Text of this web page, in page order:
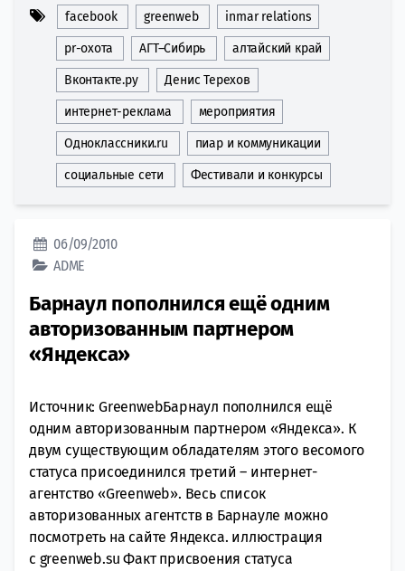
facebook greenweb inmar relations
pr-охота АГТ–Сибирь алтайский край
Вконтакте.ру Денис Терехов
интернет-реклама мероприятия
Одноклассники.ru пиар и коммуникации
социальные сети Фестивали и конкурсы
06/09/2010
ADME
Барнаул пополнился ещё одним
авторизованным партнером
«Яндекса»
Источник: GreenwebБарнаул пополнился ещё
одним авторизованным партнером «Яндекса». К
двум существующим обладателям этого весомого
статуса присоединился третий – интернет-
агентство «Greenweb». Весь список
авторизованных агентств в Барнауле можно
посмотреть на сайте Яндекса. иллюстрация
с greenweb.su Факт присвоения статуса